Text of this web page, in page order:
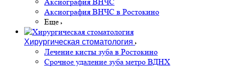
Аксиография ВНЧС в Ростокино
Еще
Хирургическая стоматология
Лечение кисты зуба в Ростокино
Срочное удаление зуба метро ВДНХ